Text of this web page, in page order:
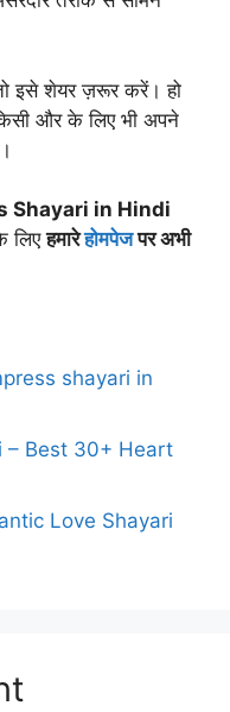
इसे शेयर ज़रूर करें। हो
और के लिए भी अपने
Shayari in Hindi
लिएहमारेहोमपेजपर अभी
shayari in
– Best 30+ Heart
Love Shayari